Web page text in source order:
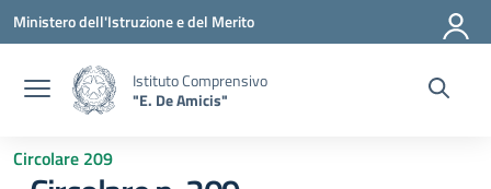
Vai ai contenuti
Vai al menu di navigazione
Vai al footer
Ministero dell'Istruzione e del Merito
Istituto Comprensivo
"E. De Amicis"
Circolare 209